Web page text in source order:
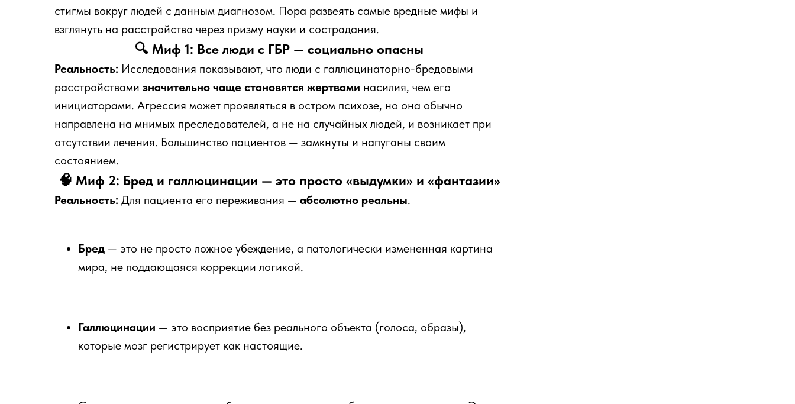
стигмы вокруг людей с данным диагнозом. Пора развеять самые вредные мифы и
взглянуть на расстройство через призму науки и сострадания.
🔍 Миф 1: Все люди с ГБР — социально опасны
Реальность: Исследования показывают, что люди с галлюцинаторно-бредовыми
расстройствами значительно чаще становятся жертвами насилия, чем его
инициаторами. Агрессия может проявляться в остром психозе, но она обычно
направлена на мнимых преследователей, а не на случайных людей, и возникает при
отсутствии лечения. Большинство пациентов — замкнуты и напуганы своим
состоянием.
🧠 Миф 2: Бред и галлюцинации — это просто «выдумки» и «фантазии»
Реальность: Для пациента его переживания — абсолютно реальны.
Бред — это не просто ложное убеждение, а патологически измененная картина
мира, не поддающаяся коррекции логикой.
Галлюцинации — это восприятие без реального объекта (голоса, образы),
которые мозг регистрирует как настоящие.